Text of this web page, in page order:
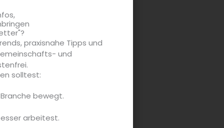
praxisnahe Tipps und
und
solltest:
bewegt.
arbeitest.